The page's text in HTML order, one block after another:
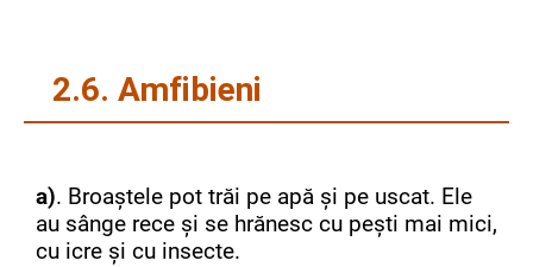
2.6. Amfibieni
a). Broaștele pot trăi pe apă și pe uscat. Ele
au sânge rece și se hrănesc cu pești mai mici,
cu icre și cu insecte.